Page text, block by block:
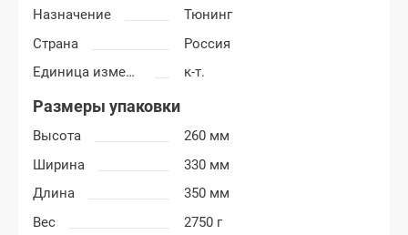
Назначение
Тюнинг
Страна
Россия
Единица измерения
к-т.
Размеры упаковки
Высота
260 мм
Ширина
330 мм
Длина
350 мм
Вес
2750 г